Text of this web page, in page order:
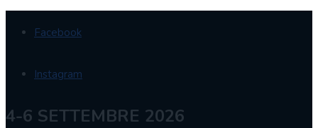
Facebook
Instagram
4-6 SETTEMBRE 2026